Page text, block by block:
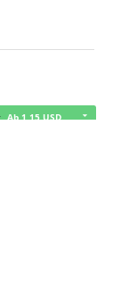
Ab 1,15 USD